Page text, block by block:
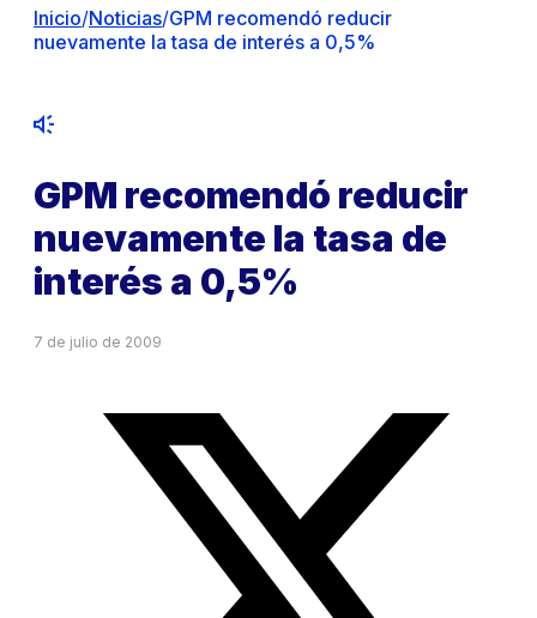
Inicio/Noticias/GPM recomendó reducir
nuevamente la tasa de interés a 0,5%
GPM recomendó reducir
nuevamente la tasa de
interés a 0,5%
7 de julio de 2009